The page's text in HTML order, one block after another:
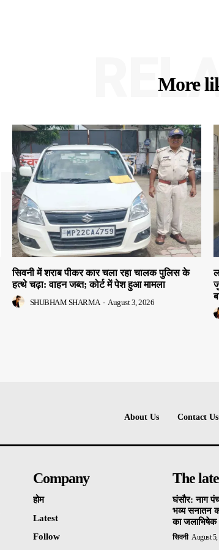
More
सिवनी में शराब पीकर कार चला रहा चालक पुलिस के
हत्थे चढ़ा: वाहन जब्त; कोर्ट में पेश हुआ मामला
SHUBHAM SHARMA - August 3, 2026
About Us Contact Us
Company
होम
Latest
Follow
The
घंसौर: नाग
भव्य सनातन
का जलाभिषेक
सिवनी August 5,